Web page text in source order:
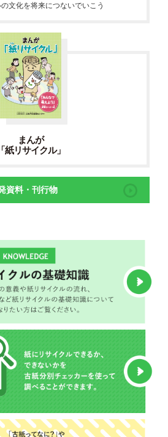
文化を将来につないでいこう
まんが
「紙リサイクル」
資料・刊行物